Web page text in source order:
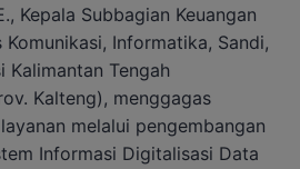
Kepala Subbagian Keuangan
Informatika, Sandi,
Tengah
Kalteng), menggagas
melalui pengembangan
Informasi Digitalisasi Data